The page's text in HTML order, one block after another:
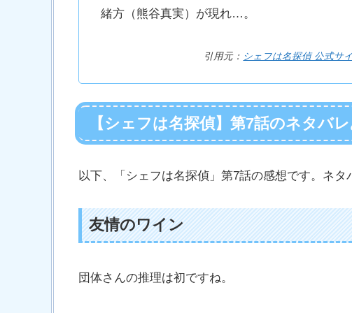
緒方（熊谷真実）が現れ…。
引用元： シェフは名探偵 公式サ
【シェフは名探偵】第7話のネタバ
以下、「シェフは名探偵」第7話の感想です。ネタ
友情のワイン
団体さんの推理は初ですね。